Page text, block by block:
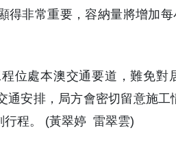
得非常重要，容納量將增加
位處本澳交通要道，難免對
安排，局方會密切留意施工
行程。 (黃翠婷 雷翠雲)